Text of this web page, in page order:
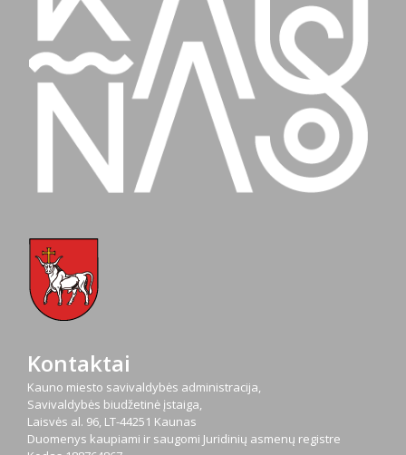
Kontaktai
Kauno miesto savivaldybės administracija,
Savivaldybės biudžetinė įstaiga,
Laisvės al. 96, LT-44251 Kaunas
Duomenys kaupiami ir saugomi Juridinių asmenų registre